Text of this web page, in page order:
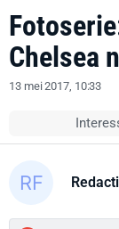
Chelsea
13 mei 2017, 10:33